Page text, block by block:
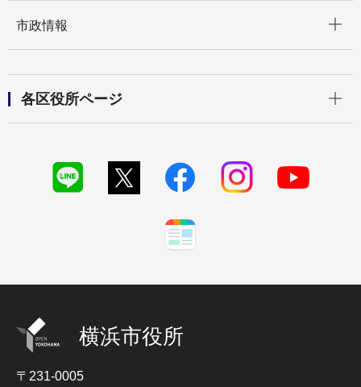
市政情報
各区役所ページ
横浜市役所
〒231-0005